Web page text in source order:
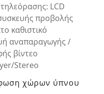
LCD
προβολής
καθιστικό
αναπαραγωγής /
βίντεο
Stereo
χώρων ύπνου